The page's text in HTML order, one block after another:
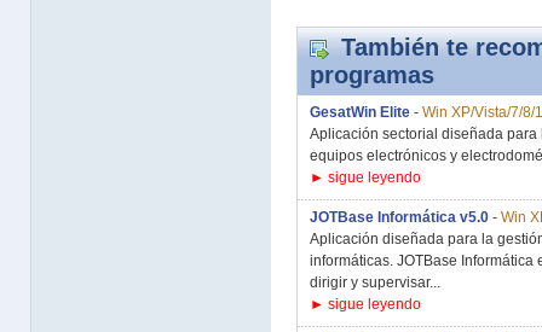
También te
programas
GesatWin Elite - Win XP/Vista/7/8/
Aplicación sectorial diseñada
equipos electrónicos y
► sigue leyendo
JOTBase Informática v5.0 - Win
Aplicación diseñada para la
informáticas. JOTBase
dirigir y supervisar...
► sigue leyendo